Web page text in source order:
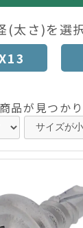
(太さ)を選
品が見つか